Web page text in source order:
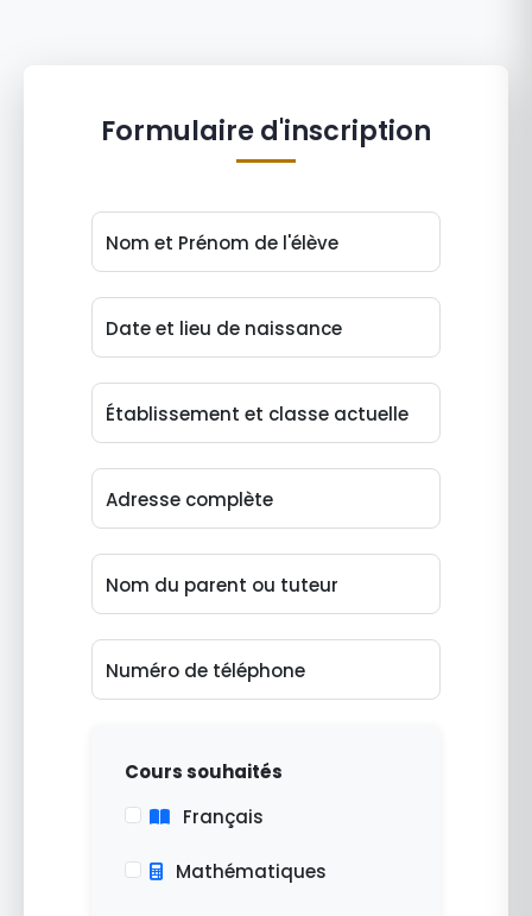
Formulaire d'inscription
Nom et Prénom de l'élève
Date et lieu de naissance
Établissement et classe actuelle
Adresse complète
Nom du parent ou tuteur
Numéro de téléphone
Cours souhaités
Français
Mathématiques